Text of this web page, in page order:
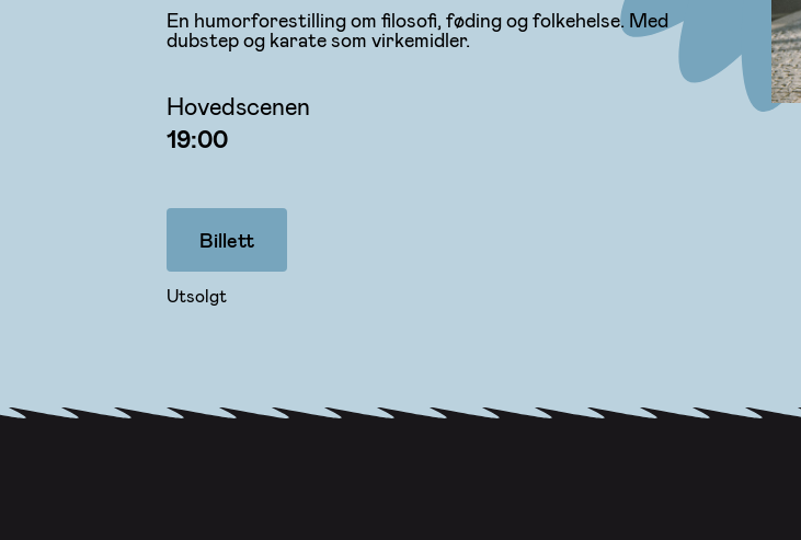
En humorforestilling om filosofi, føding og folkehelse. Med
dubstep og karate som virkemidler.
Hovedscenen
19:00
Billett
Utsolgt